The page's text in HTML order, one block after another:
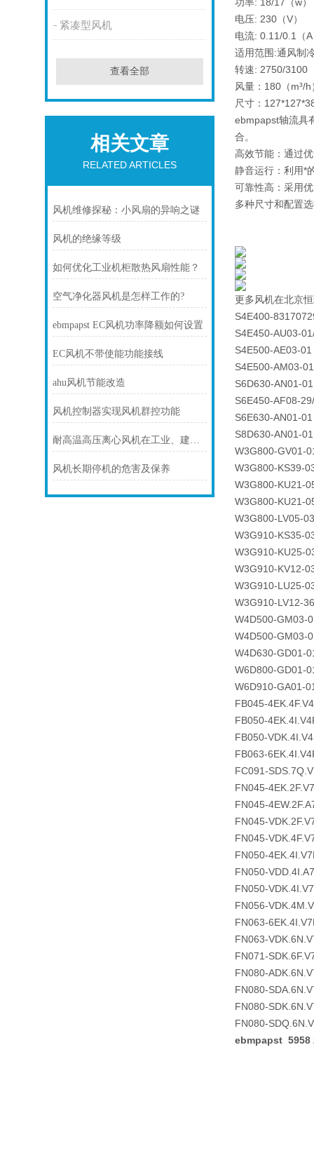
紧凑型风机
查看全部
相关文章
RELATED ARTICLES
风机维修探秘：小风扇的异响之谜
风机的绝缘等级
如何优化工业机柜散热风扇性能？
空气净化器风机是怎样工作的?
ebmpapst EC风机功率降额如何设置
EC风机不带使能功能接线
ahu风机节能改造
风机控制器实现风机群控功能
耐高温高压离心风机在工业、建筑、环境工程等领域中发挥着重要的作用
风机长期停机的危害及保养
电压: 230（V）
电流: 0.11/0.1（
适用范围:通风制
转速: 2750/3100
风量：180（m³/h
尺寸：
ebmpapst轴流具
合。
高效节能：通过
静音运行：利用*
可靠性高：采用
多种尺寸和配置
更多风机在北京
S4E400-
S4E450-AU03-
S4E500-AE03-01
S4E500-AM03-01
S6D630-AN01-01
S6E450-AF08-
S6E630-AN01-01
S8D630-AN01-01
W3G800-GV01-
W3G800-KS39-
W3G800-KU21-
W3G800-KU21-
W3G800-LV05-
W3G910-KS35-
W3G910-KU25-
W3G910-KV12-
W3G910-LU25-
W3G910-LV12-
W4D500-GM03-
W4D500-GM03-
W4D630-GD01-
W6D800-GD01-
W6D910-GA01-
FB045-
FB050-
FB050-
FB063-
FC091-
FN045-
FN045-
FN045-
FN045-
FN050-
FN050-
FN050-
FN056-
FN063-
FN063-
FN071-
FN080-
FN080-
FN080-
FN080-
ebmpapst 5958